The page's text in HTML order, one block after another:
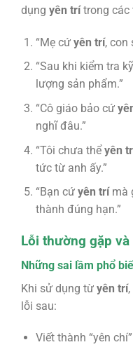
dụng yên trítrong các
“Mẹ cứ yên trí, con
“Sau khi kiểm tra
lượng sản phẩm.”
“Cô giáo bảo cứ
nghĩ đâu.”
“Tôi chưa thểyên
tức từ anh ấy.”
“Bạn cứ yên trímà
thành đúng hạn.”
Lỗi thường gặp
Những sai lầm phổ
Khi sử dụng từ yên trí
lỗi sau:
Viết thành “yên